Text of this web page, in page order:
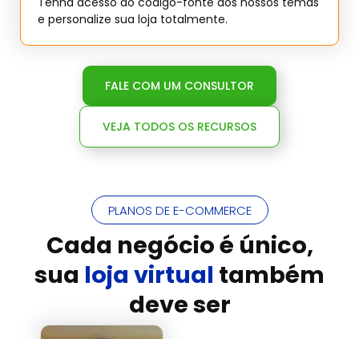
e personalize sua loja totalmente.
FALE COM UM CONSULTOR
VEJA TODOS OS RECURSOS
PLANOS DE E-COMMERCE
Cada negócio é único,
sua loja virtual também
deve ser